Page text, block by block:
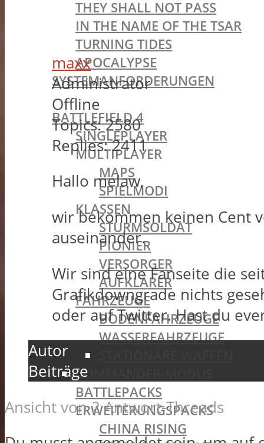
THEY SHALL NOT PASS
IN THE NAME OF THE TSAR
TURNING TIDES
APOCALYPSE
SYSTEMANFORDERUNGEN
BATTLEFIELD OLDIES
BATTLEFIELD 4
SINGLEPLAYER
MULTIPLAYER
MAPS
SPIELMODI
KLASSEN
STURMSOLDAT
PIONIER
VERSORGER
AUFKLÄRER
FAHRZEUGE
BODENFAHRZEUGE
WASSERFAHRZEUGE
COMMANDER-MODUS
BATTLEPACKS
ERWEITERUNGSPACKS
CHINA RISING
maxx
Administrator
Offline
Topics: 2580
Replies: 2411
Hallo melaw,
wir bekommen keinen Cent
auseinander.
Wir sind eine Fanseite die
Grafikdowngrade nichts
oder auf Twitter. Hast du
Autor
Beiträge
Ansicht von 2 Antwort-Threads